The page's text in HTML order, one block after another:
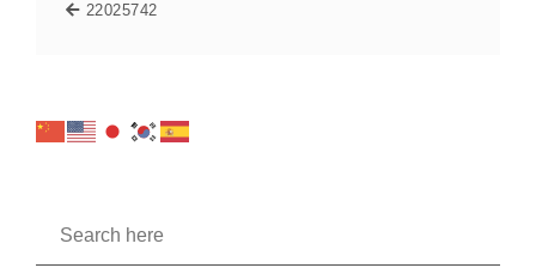
22025742